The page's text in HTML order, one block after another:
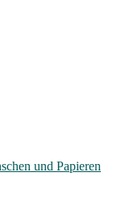
und Papieren